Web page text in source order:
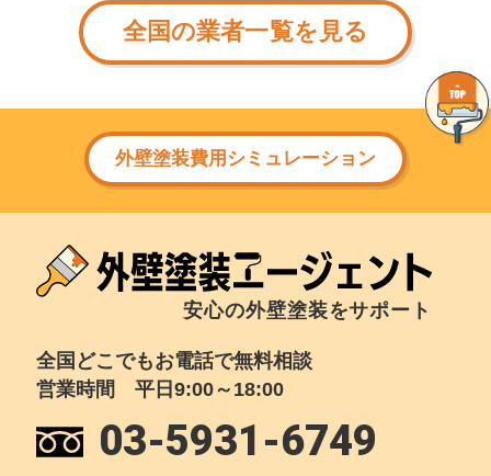
全国の業者一覧を見る
外壁塗装費用シミュレーション
安心の外壁塗装をサポート
全国どこでもお電話で無料相談
営業時間 平日9:00～18:00
03-5931-6749